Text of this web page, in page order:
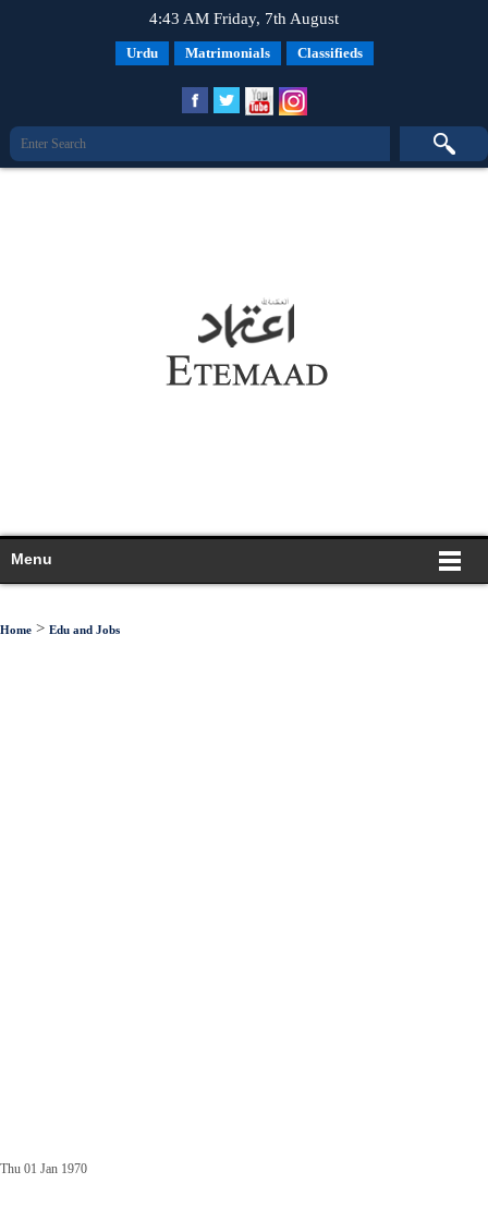
4:43 AM Friday, 7th August
Urdu Matrimonials Classifieds
Menu
Home > Edu and Jobs
Thu 01 Jan 1970